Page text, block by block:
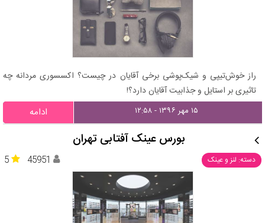
راز خوش‌تیپی و شیک‌پوشی برخی آقایان در چیست؟ اکسسوری مردانه چه
تاثیری بر استایل و جذابیت آقایان دارد؟!
۱۵ مهر ۱۳۹۶ - ۱۲:۵۸ ادامه
بورس عینک آفتابی تهران
دسته: لنز و عینک 5 45951